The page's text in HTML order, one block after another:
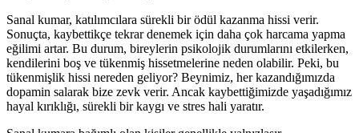
Sanal kumar, katılımcılara sürekli bir ödül kazanma hissi verir.
Sonuçta, kaybettikçe tekrar denemek için daha çok harcama yapma
eğilimi artar. Bu durum, bireylerin psikolojik durumlarını etkilerken,
kendilerini boş ve tükenmiş hissetmelerine neden olabilir. Peki, bu
tükenmişlik hissi nereden geliyor? Beynimiz, her kazandığımızda
dopamin salarak bize zevk verir. Ancak kaybettiğimizde yaşadığımız
hayal kırıklığı, sürekli bir kaygı ve stres hali yaratır.